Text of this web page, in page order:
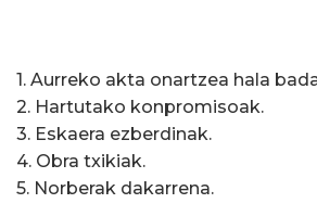
1. Aurreko akta onartzea hala
2. Hartutako konpromisoak.
3. Eskaera ezberdinak.
4. Obra txikiak.
5. Norberak dakarrena.